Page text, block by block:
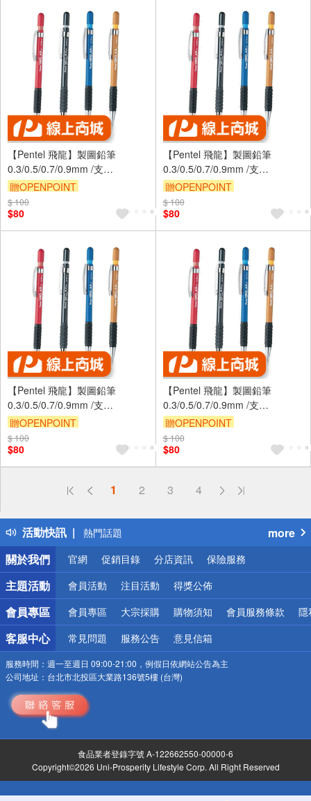
【Pentel 飛龍】製圖鉛筆
0.3/0.5/0.7/0.9mm /支
A313/5/7/9 - A313 0.3mm
贈OPENPOINT
$ 100
$80
【Pentel 飛龍】製圖鉛筆
0.3/0.5/0.7/0.9mm /支
A313/5/7/9 - A315 0.5mm
贈OPENPOINT
$ 100
$80
【Pentel 飛龍】製圖鉛筆
0.3/0.5/0.7/0.9mm /支
A313/5/7/9 - A317 0.7mm
贈OPENPOINT
$ 100
$80
【Pentel 飛龍】製圖鉛筆
0.3/0.5/0.7/0.9mm /支
A313/5/7/9 - A319 0.9mm
贈OPENPOINT
$ 100
$80
1 2 3 4
活動快訊
偏遠地區配送
得獎公告
熱門話題
銀行優惠
偏遠地區配送
詐騙網頁！請小心！
more
關於我們
官網 促銷目錄 分店資訊 保險服務
主題活動 會員活動 注目活動 得獎公佈
會員專區 會員專區 大宗採購 購物須知 會員服務條款 隱
客服中心 常見問題 服務公告 意見信箱
服務時間： 週一至週日 09:00-21:00，例假日依網站公告為主
公司地址： 台北市北投區大業路136號5樓 (台灣)
食品業者登錄字號 A-122662550-00000-6
Copyright©2026 Uni-Prosperity Lifestyle Corp. All Right Reserved